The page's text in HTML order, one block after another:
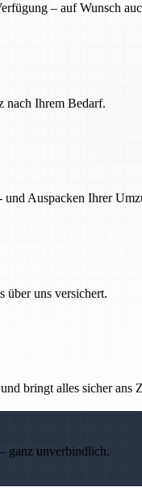
– auf Wunsch
nach Ihrem Bedarf.
und Auspacken Ihrer
über uns versichert.
bringt alles sicher ans
ganz unverbindlich.